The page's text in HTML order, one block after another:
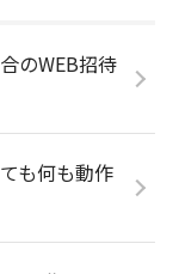
のWEB招待
も何も動作